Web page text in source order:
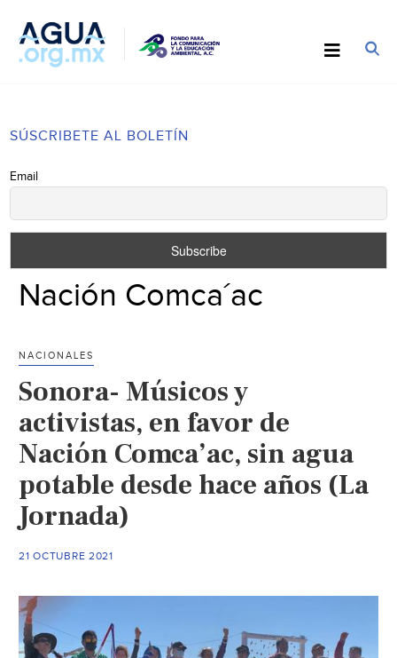
SÚSCRIBETE AL BOLETÍN
Email
Nación Comca´ac
NACIONALES
Sonora- Músicos y
activistas, en favor de
Nación Comca’ac, sin agua
potable desde hace años (La
Jornada)
21 OCTUBRE 2021